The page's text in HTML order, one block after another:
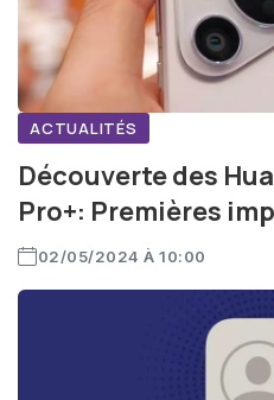
ACTUALITÉS
Découverte des
Pro+: Premières
02/05/2024 À 10:00